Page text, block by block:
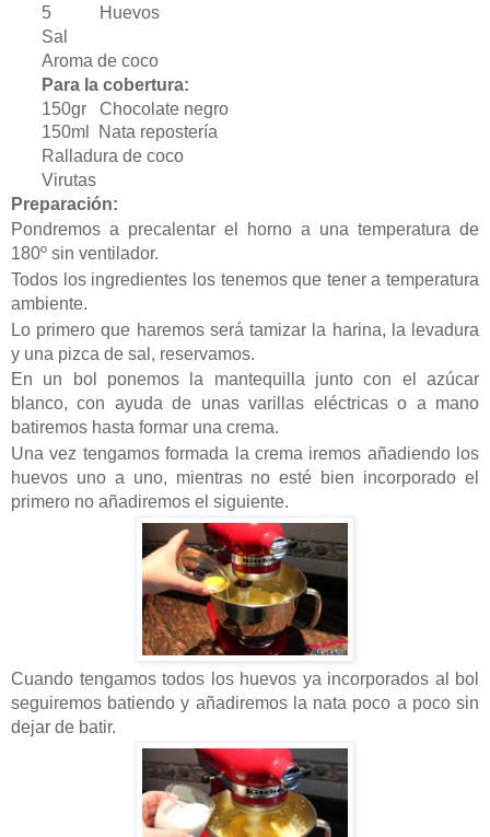
5 Huevos
Sal
Aroma de coco
Para la cobertura:
150gr Chocolate negro
150ml Nata repostería
Ralladura de coco
Virutas
Preparación:
Pondremos a precalentar el horno a una temperatura de
180º sin ventilador.
Todos los ingredientes los tenemos que tener a temperatura
ambiente.
Lo primero que haremos será tamizar la harina, la levadura
y una pizca de sal, reservamos.
En un bol ponemos la mantequilla junto con el azúcar
blanco, con ayuda de unas varillas eléctricas o a mano
batiremos hasta formar una crema.
Una vez tengamos formada la crema iremos añadiendo los
huevos uno a uno, mientras no esté bien incorporado el
primero no añadiremos el siguiente.
Cuando tengamos todos los huevos ya incorporados al bol
seguiremos batiendo y añadiremos la nata poco a poco sin
dejar de batir.